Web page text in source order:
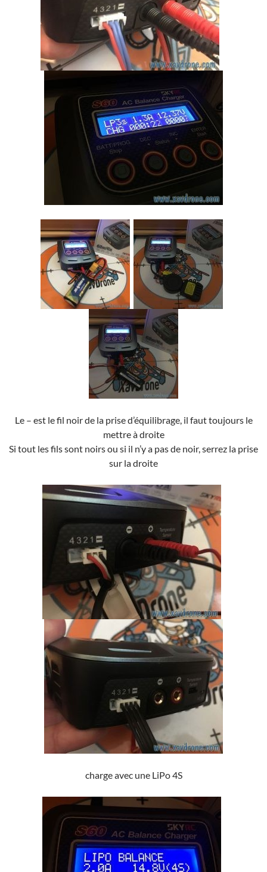
Le – est le fil noir de la prise d’équilibrage, il faut toujours le
mettre à droite
Si tout les fils sont noirs ou si il n’y a pas de noir, serrez la prise
sur la droite
charge avec une LiPo 4S